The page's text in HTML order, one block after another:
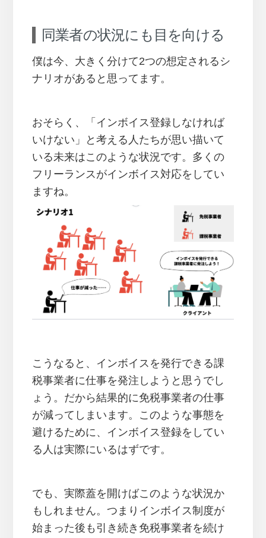
同業者の状況にも目を向ける
僕は今、大きく分けて2つの想定されるシ
ナリオがあると思ってます。
おそらく、「インボイス登録しなければ
いけない」と考える人たちが思い描いて
いる未来はこのような状況です。多くの
フリーランスがインボイス対応をしてい
ますね。
こうなると、インボイスを発行できる課
税事業者に仕事を発注しようと思うでし
ょう。だから結果的に免税事業者の仕事
が減ってしまいます。このような事態を
避けるために、インボイス登録をしてい
る人は実際にいるはずです。
でも、実際蓋を開けばこのような状況か
もしれません。つまりインボイス制度が
始まった後も引き続き免税事業者を続け